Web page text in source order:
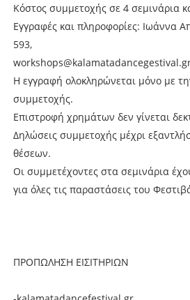
Κόστος συμμετοχής σε 4 σεμινάρια
Eγγραφές και πληροφορίες: Ιωάννα
593,
Η εγγραφή ολοκληρώνεται μόνο με
συμμετοχής.
Επιστροφή χρημάτων δεν γίνεται
Δηλώσεις συμμετοχής μέχρι
θέσεων.
Οι συμμετέχοντες στα σεμινάρια
για όλες τις παραστάσεις του
ΠΡΟΠΩΛΗΣΗ ΕΙΣΙΤΗΡΙΩΝ